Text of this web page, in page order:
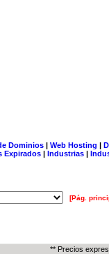
Dominios| Web Hosting |
Expirados | Industrias |
[Pág.
** Precios